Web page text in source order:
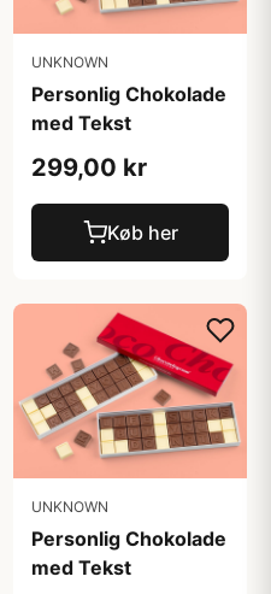
UNKNOWN
Personlig Chokolade
med Tekst
299,00 kr
Køb her
UNKNOWN
Personlig Chokolade
med Tekst